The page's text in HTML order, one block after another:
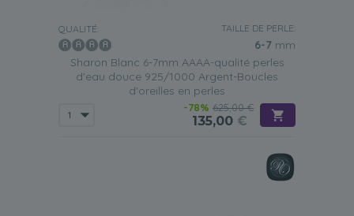
QUALITÉ: TAILLE DE PERLE:
6-7 mm
Sharon Blanc 6-7mm AAAA-qualité perles
d'eau douce 925/1000 Argent-Boucles
d'oreilles en perles
-78% 625,00 €
135,00 €